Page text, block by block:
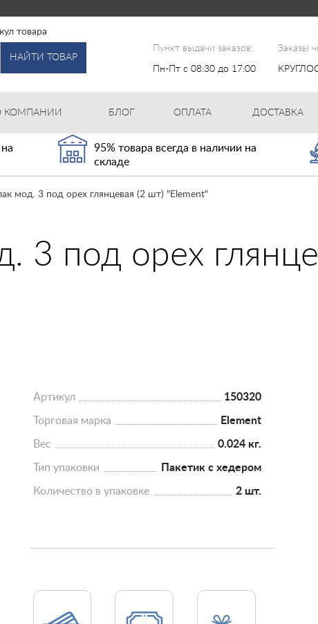
товара
НАЙТИ ТОВАР
Пункт выдачи заказов:
Пн-Пт с 08:30 до 17:00
Заказы
КОМПАНИИ БЛОГ ОПЛАТА ДОСТАВКА
95% товара всегда в наличии на
складе
мод. 3 под орех глянцевая (2 шт) "Element"
3 под орех
Артикул 150320
Торговая марка Element
Вес 0.024 кг.
Тип упаковки Пакетик с хедером
Количество в упаковке 2 шт.